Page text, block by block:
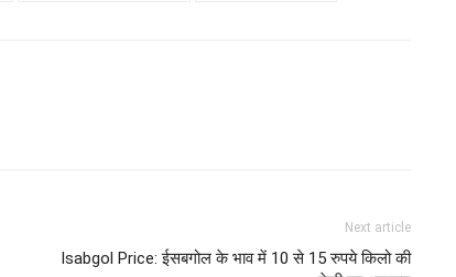
Next article
Isabgol Price: ईसबगोल के भाव में 10 से 15 रुपये किलो की